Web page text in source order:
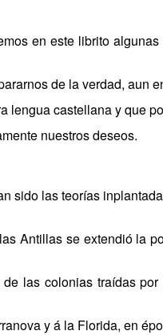
en este librito
de la verdad, aun
castellana y que
nuestros deseos.
sido las teorías
Antillas se extendió la
las colonias traídas
y á la Florida, en